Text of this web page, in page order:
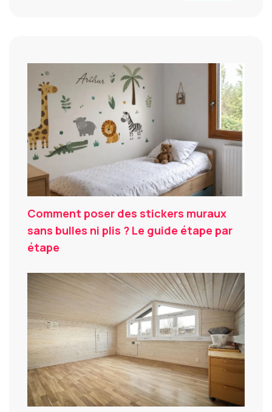
Comment poser des stickers muraux
sans bulles ni plis ? Le guide étape par
étape